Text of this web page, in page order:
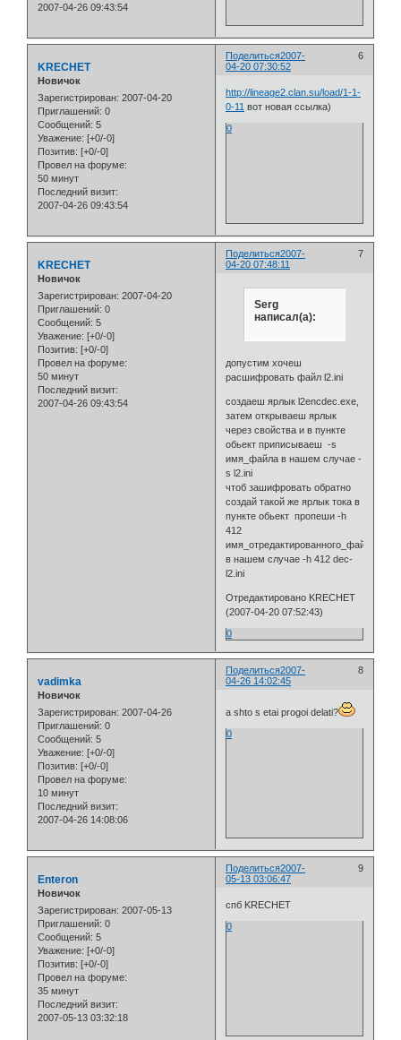
2007-04-26 09:43:54
Поделиться 6
2007-
04-20 07:30:52
KRECHET
Новичок
Зарегистрирован: 2007-04-20
Приглашений: 0
Сообщений: 5
Уважение: [+0/-0]
Позитив: [+0/-0]
Провел на форуме:
50 минут
Последний визит:
2007-04-26 09:43:54
http://lineage2.clan.su/load/1-1-
0-11 вот новая ссылка)
0
Поделиться 7
2007-
04-20 07:48:11
KRECHET
Новичок
Зарегистрирован: 2007-04-20
Приглашений: 0
Сообщений: 5
Уважение: [+0/-0]
Позитив: [+0/-0]
Провел на форуме:
50 минут
Последний визит:
2007-04-26 09:43:54
Serg
написал(а):
допустим хочеш
расшифровать файл l2.ini
создаеш ярлык l2encdec.exe,
затем открываеш ярлык
через свойства и в пункте
обьект приписываеш -s
имя_файла в нашем случае -
s l2.ini
чтоб зашифровать обратно
создай такой же ярлык тока в
пункте обьект пропеши -h
412
имя_отредактированного_файла
в нашем случае -h 412 dec-
l2.ini
Отредактировано KRECHET
(2007-04-20 07:52:43)
0
Поделиться 8
2007-
04-26 14:02:45
vadimka
Новичок
Зарегистрирован: 2007-04-26
Приглашений: 0
Сообщений: 5
Уважение: [+0/-0]
Позитив: [+0/-0]
Провел на форуме:
10 минут
Последний визит:
2007-04-26 14:08:06
a shto s etai progoi delati?
0
Поделиться 9
2007-
05-13 03:06:47
Enteron
Новичок
Зарегистрирован: 2007-05-13
Приглашений: 0
Сообщений: 5
Уважение: [+0/-0]
Позитив: [+0/-0]
Провел на форуме:
35 минут
Последний визит:
2007-05-13 03:32:18
спб KRECHET
0